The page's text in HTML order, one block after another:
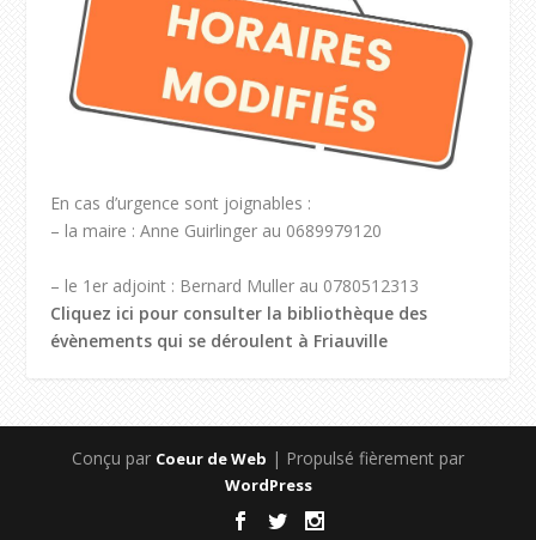
En cas d’urgence sont joignables :
– la maire : Anne Guirlinger au 0689979120
– le 1er adjoint : Bernard Muller au 0780512313
Cliquez ici pour consulter la bibliothèque des
évènements qui se déroulent à Friauville
Conçu par Coeur de Web | Propulsé fièrement par
WordPress